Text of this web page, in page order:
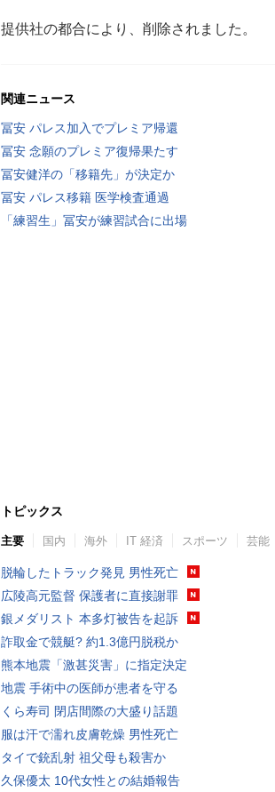
提供社の都合により、削除されました。
関連ニュース
冨安 パレス加入でプレミア帰還
冨安 念願のプレミア復帰果たす
冨安健洋の「移籍先」が決定か
冨安 パレス移籍 医学検査通過
「練習生」冨安が練習試合に出場
トピックス
主要 国内 海外 IT 経済 スポーツ 芸能
脱輪したトラック発見 男性死亡
広陵高元監督 保護者に直接謝罪
銀メダリスト 本多灯被告を起訴
詐取金で競艇? 約1.3億円脱税か
熊本地震「激甚災害」に指定決定
地震 手術中の医師が患者を守る
くら寿司 閉店間際の大盛り話題
服は汗で濡れ皮膚乾燥 男性死亡
タイで銃乱射 祖父母も殺害か
久保優太 10代女性との結婚報告